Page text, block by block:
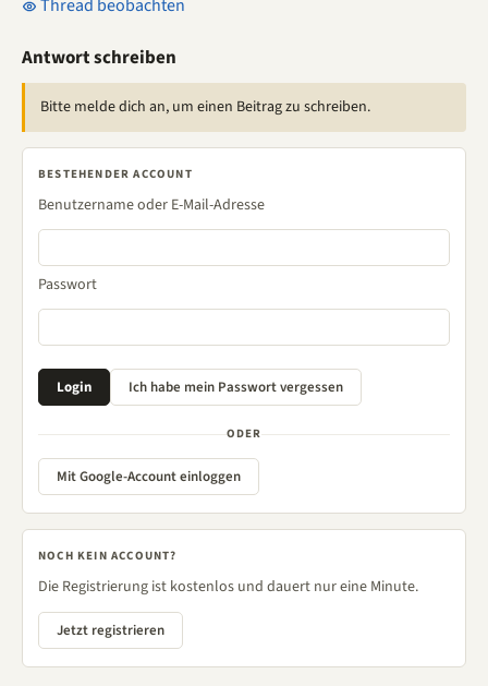
Thread beobachten
Antwort schreiben
Bitte melde dich an, um einen Beitrag zu schreiben.
BESTEHENDER ACCOUNT
Benutzername oder E-Mail-Adresse
Passwort
ODER
Mit Google-Account einloggen
NOCH KEIN ACCOUNT?
Die Registrierung ist kostenlos und dauert nur eine Minute.
Jetzt registrieren